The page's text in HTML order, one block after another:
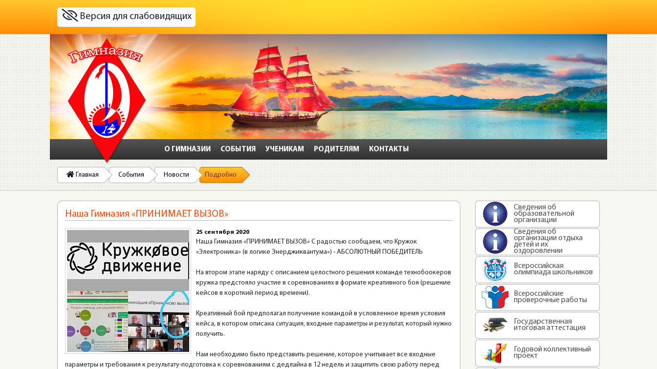
Версия для слабовидящих
О ГИМНАЗИИ СОБЫТИЯ УЧЕНИКАМ РОДИТЕЛЯМ КОНТАКТЫ
Главная События Новости Подробно
Наша Гимназия «ПРИНИМАЕТ ВЫЗОВ»
25 сентября 2020
Наша Гимназия «ПРИНИМАЕТ ВЫЗОВ» С радостью сообщаем, что Кружок
«Электроника» (в логике Энерджиквантума») - АБСОЛЮТНЫЙ ПОБЕДИТЕЛЬ
На втором этапе наряду с описанием целостного решения команде технобоокеров
кружка предстояло участие в соревнованиях в формате креативного боя (решение
кейсов в короткий период времени).
Креативный бой предполагал получение командой в условленное время условия
кейса, в котором описана ситуация, входные параметры и результат, который нужно
получить.
Нам необходимо было представить решение, которое учитывает все входные
параметры и требования к результату-подготовка к соревнованиям с дедлайна в 12 недель и защитить свою работу перед
Сведения об
образовательной
организации
Сведения об
организации отдыха
детей и их
оздоровлении
Всероссийская
олимпиада школьников
Всероссийские
проверочные работы
Государственная
итоговая аттестация
Годовой коллективный
проект